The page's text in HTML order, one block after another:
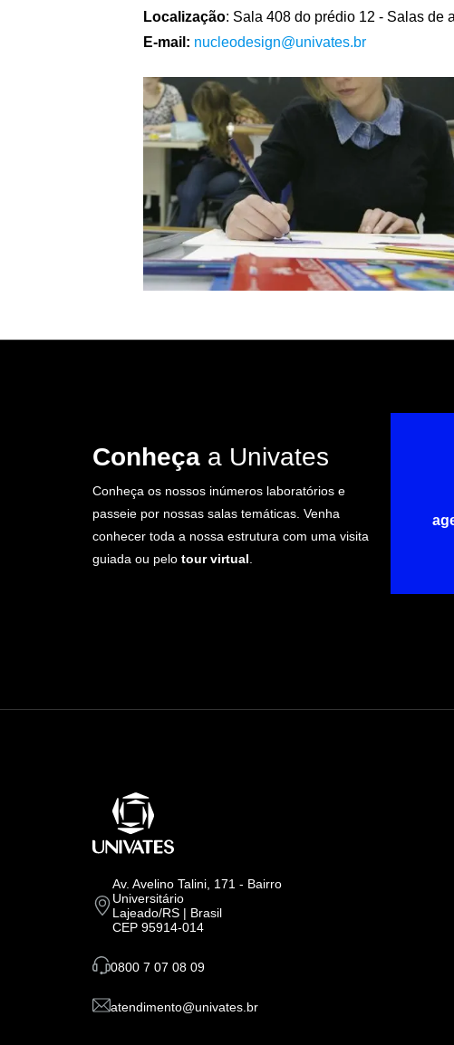
Localização: Sala 408 do prédio 12 - Salas de
E-mail: nucleodesign@univates.br
Conheça a Univates
Conheça os nossos inúmeros laboratórios e
passeie por nossas salas temáticas. Venha
conhecer toda a nossa estrutura com uma visita
guiada ou pelo tour virtual.
Av. Avelino Talini, 171 - Bairro
Universitário
Lajeado/RS | Brasil
CEP 95914-014
0800 7 07 08 09
atendimento@univates.br